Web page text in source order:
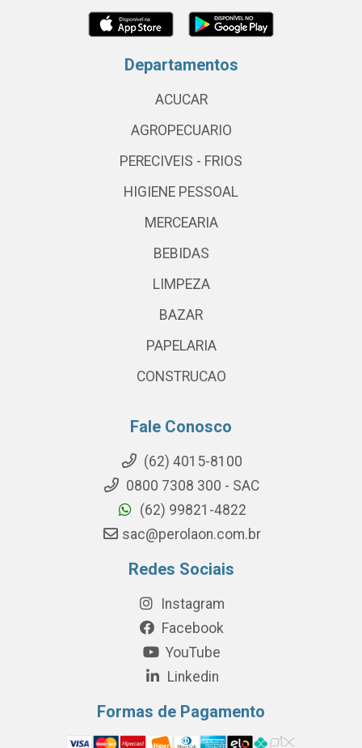
Departamentos
ACUCAR
AGROPECUARIO
PERECIVEIS - FRIOS
HIGIENE PESSOAL
MERCEARIA
BEBIDAS
LIMPEZA
BAZAR
PAPELARIA
CONSTRUCAO
Fale Conosco
(62) 4015-8100
0800 7308 300 - SAC
(62) 99821-4822
sac@perolaon.com.br
Redes Sociais
Instagram
Facebook
YouTube
Linkedin
Formas de Pagamento